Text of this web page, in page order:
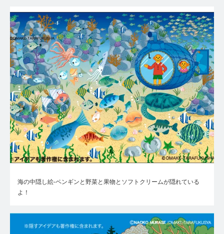
海の中隠し絵-ペンギンと野菜と果物とソフトクリームが隠れている
よ！